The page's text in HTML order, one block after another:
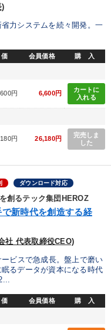
バイス
ない力」＋健康な社長と
組織・採用・スキル
ＣＤ・講演ＤＶＤ・デジ
ウンロード）
ト
)
力システムを続々開発。一
会員価格 購 入
円 6,600円
カートに
入れる
円 26,180円
完売しま
した
ダウンロード対応
創るテック集団HEROZ
で新時代を創造する経
社 代表取締役CEO)
ビスで急成長。盤上で磨い
るデータが資本になる時代
会員価格 購 入